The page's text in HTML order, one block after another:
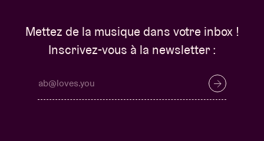
Mettez de la musique dans votre inbox !
Inscrivez-vous à la newsletter :